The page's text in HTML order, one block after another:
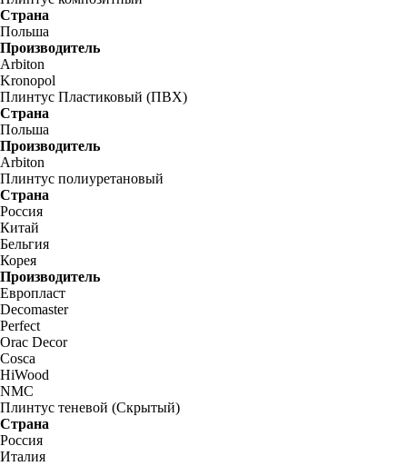
Страна
Польша
Производитель
Arbiton
Kronopol
Плинтус Пластиковый (ПВХ)
Страна
Польша
Производитель
Arbiton
Плинтус полиуретановый
Страна
Россия
Китай
Бельгия
Корея
Производитель
Европласт
Decomaster
Perfect
Orac Decor
Cosca
HiWood
NMC
Плинтус теневой (Скрытый)
Страна
Россия
Италия